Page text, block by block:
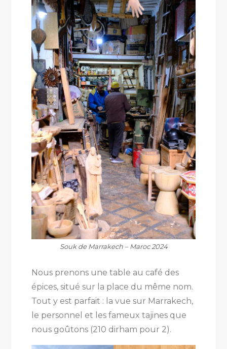
Souk de Marrakech – Maroc 2024
Nous prenons une table au café des
épices, situé sur la place du même nom.
Tout y est parfait : la vue sur Marrakech,
le personnel et les fameux tajines que
nous goûtons (210 dirham pour 2).